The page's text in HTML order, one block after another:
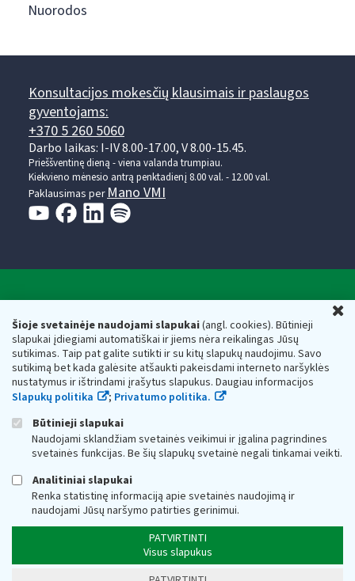
Šioje svetainėje naudojami slapukai(angl. cookies). Būtinieji
slapukai įdiegiami automatiškai ir jiems nėra reikalingas Jūsų
sutikimas. Taip pat galite sutikti ir su kitų slapukų naudojimu. Savo
sutikimą bet kada galėsite atšaukti pakeisdami interneto naršyklės
nustatymus ir ištrindami įrašytus slapukus. Daugiau informacijos
Slapukų politika
; Privatumo politika.
Būtinieji slapukai
Naudojami sklandžiam svetainės veikimui ir įgalina pagrindines
svetainės funkcijas. Be šių slapukų svetainė negali tinkamai veikti.
Analitiniai slapukai
Renka statistinę informaciją apie svetainės naudojimą ir
naudojami Jūsų naršymo patirties gerinimui.
PATVIRTINTI
Visus slapukus
Nuorodos
Konsultacijos mokesčių klausimais ir paslaugos
gyventojams:
+370 5 260 5060
Darbo laikas: I-IV 8.00-17.00, V 8.00-15.45.
Prieššventinę dieną - viena valanda trumpiau.
Kiekvieno mėnesio antrą penktadienį 8.00 val. - 12.00 val.
Paklausimas perMano VMI
Valstybinė mokesčių inspekcija prie Lietuvos
Respublikos finansų ministerijos
Biudžetinė įstaiga. Juridinio asmens kodas — 188659752,
adresas: Vasario 16-osios g. 14, 01107 Vilnius, Lietuva, el.paštas:
vmi@vmi.lt , E. pristatymo dėžutės adresas 188659752
Duomenys apie Valstybinę mokesčių inspekciją prie Lietuvos
Respublikos finansų ministerijos kaupiami ir saugomi Juridinių